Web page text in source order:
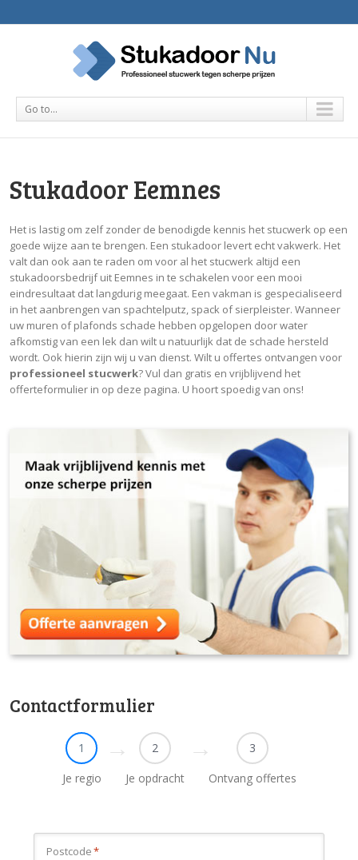
Go to...
Stukadoor Eemnes
Het is lastig om zelf zonder de benodigde kennis het stucwerk op een
goede wijze aan te brengen. Een stukadoor levert echt vakwerk. Het
valt dan ook aan te raden om voor al het stucwerk altijd een
stukadoorsbedrijf uit Eemnes in te schakelen voor een mooi
eindresultaat dat langdurig meegaat. Een vakman is gespecialiseerd
in het aanbrengen van spachtelputz, spack of sierpleister. Wanneer
uw muren of plafonds schade hebben opgelopen door water
afkomstig van een lek dan wilt u natuurlijk dat de schade hersteld
wordt. Ook hierin zijn wij u van dienst. Wilt u offertes ontvangen voor
professioneel stucwerk? Vul dan gratis en vrijblijvend het
offerteformulier in op deze pagina. U hoort spoedig van ons!
Contactformulier
1
Je regio
2
Je opdracht
3
Ontvang offertes
Postcode*